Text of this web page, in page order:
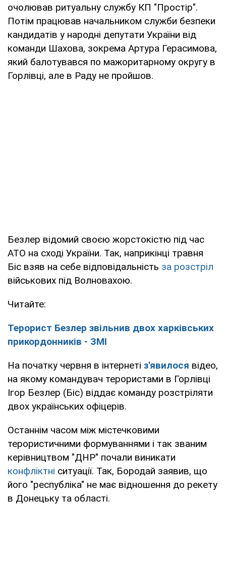
очолював ритуальну службу КП "Простір".
Потім працював начальником служби безпеки
кандидатів у народні депутати України від
команди Шахова, зокрема Артура Герасимова,
який балотувався по мажоритарному округу в
Горлівці, але в Раду не пройшов.
Безлер відомий своєю жорстокістю під час
АТО на сході України. Так, наприкінці травня
Біс взяв на себе відповідальність за розстріл
військових під Волновахою.
Читайте:
Терорист Безлер звільнив двох харківських
прикордонників - ЗМІ
На початку червня в інтернеті з'явилося відео,
на якому командувач терористами в Горлівці
Ігор Безлер (Біс) віддає команду розстріляти
двох українських офіцерів.
Останнім часом між містечковими
терористичними формуваннями і так званим
керівництвом "ДНР" почали виникати
конфліктні ситуації. Так, Бородай заявив, що
його "республіка" не має відношення до рекету
в Донецьку та області.